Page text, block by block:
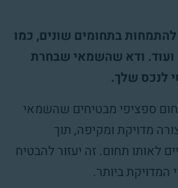
בתחומים שונים, כמו
ועוד. ודא שהשמאי שבחרת
לנכס שלך.
ספציפי מבטיחים שהשמאי
מדויקת ומקיפה, תוך
לאותו תחום. זה יעזור להבטיח
ביותר.